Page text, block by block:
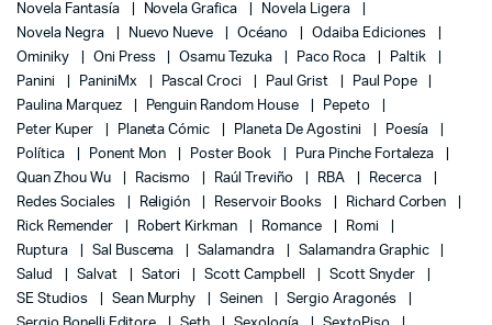
Novela Fantasía
Novela Grafica
Novela Ligera
Novela Negra
Nuevo Nueve Océano
Odaiba Ediciones
Ominiky
Oni Press Osamu Tezuka Paco Roca
Paltik
Panini
PaniniMx Pascal Croci Paul Grist
Paul Pope
Paulina Marquez
Penguin Random House
Pepeto
Peter Kuper
Planeta Cómic Planeta De Agostini
Poesía
Política
Ponent Mon Poster Book
Pura Pinche Fortaleza
Quan Zhou Wu
Racismo Raúl Treviño RBA
Recerca
Redes Sociales
Religión Reservoir Books
Richard Corben
Rick Remender
Robert Kirkman Romance
Romi
Ruptura
Sal Buscema Salamandra
Salamandra Graphic
Salud
Salvat Satori Scott Campbell
Scott Snyder
SE Studios
Sean Murphy Seinen
Sergio Aragonés